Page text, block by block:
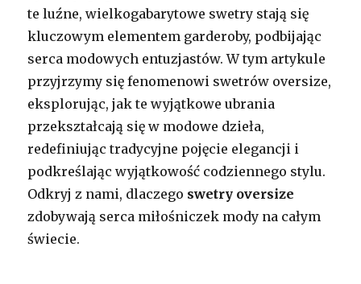
te luźne, wielkogabarytowe swetry stają się
kluczowym elementem garderoby, podbijając
serca modowych entuzjastów. W tym artykule
przyjrzymy się fenomenowi swetrów oversize,
eksplorując, jak te wyjątkowe ubrania
przekształcają się w modowe dzieła,
redefiniując tradycyjne pojęcie elegancji i
podkreślając wyjątkowość codziennego stylu.
Odkryj z nami, dlaczego swetry oversize
zdobywają serca miłośniczek mody na całym
świecie.